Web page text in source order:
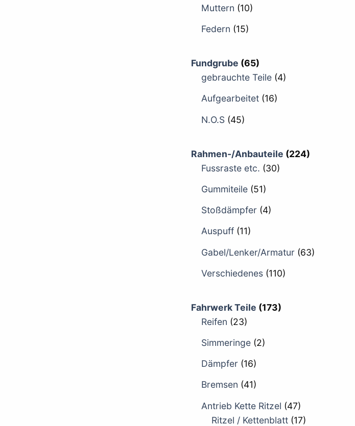
Muttern (10)
Federn (15)
Fundgrube (65)
gebrauchte Teile (4)
Aufgearbeitet (16)
N.O.S (45)
Rahmen-/Anbauteile (224)
Fussraste etc. (30)
Gummiteile (51)
Stoßdämpfer (4)
Auspuff (11)
Gabel/Lenker/Armatur (63)
Verschiedenes (110)
Fahrwerk Teile (173)
Reifen (23)
Simmeringe (2)
Dämpfer (16)
Bremsen (41)
Antrieb Kette Ritzel (47)
Ritzel / Kettenblatt (17)